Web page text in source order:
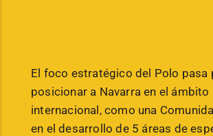
El foco estratégico del Polo pasa
posicionar a Navarra en el ámbito
internacional, como una
en el desarrollo de 5 áreas de